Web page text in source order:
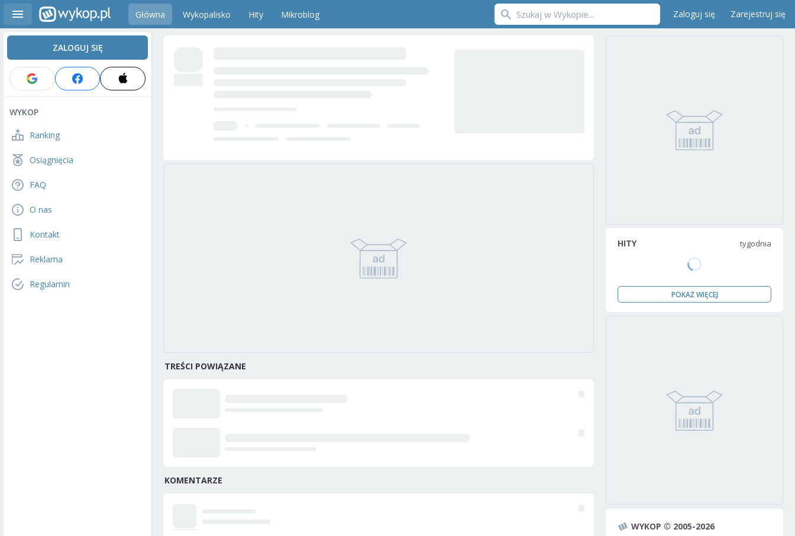
Główna Wykopalisko Hity Mikroblog Zaloguj się Zarejestruj się
ZALOGUJ SIĘ
WYKOP
Ranking
Osiągnięcia
FAQ
O nas
Kontakt
Reklama
Regulamin
TREŚCI POWIĄZANE
KOMENTARZE
HITY tygodnia
POKAŻ WIĘCEJ
WYKOP © 2005-2026